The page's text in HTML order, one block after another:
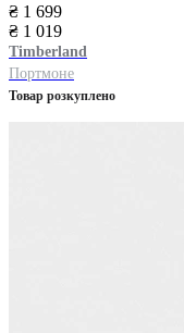
₴ 1 699
₴ 1 019
Timberland
Портмоне
Товар розкуплено